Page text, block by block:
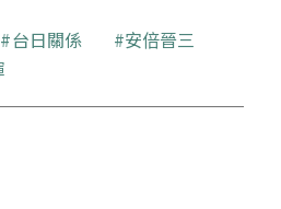
台日關係
安倍晉三